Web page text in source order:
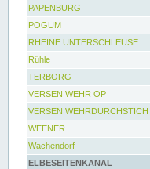
PAPENBURG
POGUM
RHEINE UNTERSCHLEUSE
Rühle
TERBORG
VERSEN WEHR OP
VERSEN WEHRDURCHSTICH
WEENER
Wachendorf
ELBESEITENKANAL